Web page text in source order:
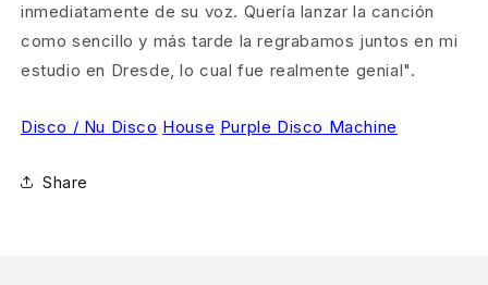
inmediatamente de su voz. Quería lanzar la canción
como sencillo y más tarde la regrabamos juntos en mi
estudio en Dresde, lo cual fue realmente genial".
Disco / Nu Disco House Purple Disco Machine
Share